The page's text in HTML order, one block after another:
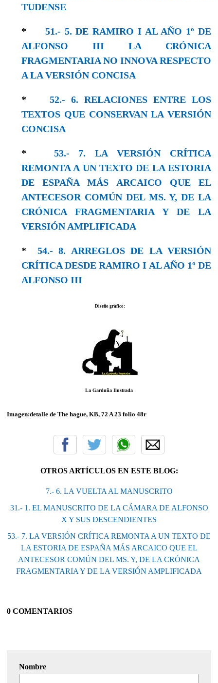
TUDENSE
* 51.- 5. DE RAMIRO I AL AÑO 1º DE
ALFONSO III LA CRÓNICA
FRAGMENTARIA NO INNOVA RESPECTO
A LA VERSIÓN CONCISA
* 52.- 6. RELACIONES ENTRE LOS
TEXTOS QUE CONSERVAN LA VERSIÓN
CONCISA
* 53.- 7. LA VERSIÓN CRÍTICA
REMONTA A UN TEXTO DE LA ESTORIA
DE ESPAÑA MÁS ARCAICO QUE EL
ANTECESOR COMÚN DEL MS. Y, DE LA
CRÓNICA FRAGMENTARIA Y DE LA
VERSIÓN AMPLIFICADA
* 54.- 8. ARREGLOS DE LA VERSIÓN
CRÍTICA DESDE RAMIRO I AL AÑO 1º DE
ALFONSO III
Diseño gráfico:
La Garduña Ilustrada
Imagen:detalle de The hague, KB, 72 A 23 folio 48r
OTROS ARTÍCULOS EN ESTE BLOG:
7.- 6. LA VUELTA AL MANUSCRITO
31.- 1. EL MANUSCRITO DE LA CÁMARA DE ALFONSO
X Y SUS DESCENDIENTES
53.- 7. LA VERSIÓN CRÍTICA REMONTA A UN TEXTO DE
LA ESTORIA DE ESPAÑA MÁS ARCAICO QUE EL
ANTECESOR COMÚN DEL MS. Y, DE LA CRÓNICA
FRAGMENTARIA Y DE LA VERSIÓN AMPLIFICADA
0 COMENTARIOS
Nombre